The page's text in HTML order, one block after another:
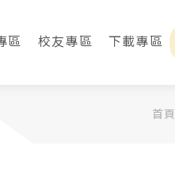
區 校友專區 下載專區
首頁